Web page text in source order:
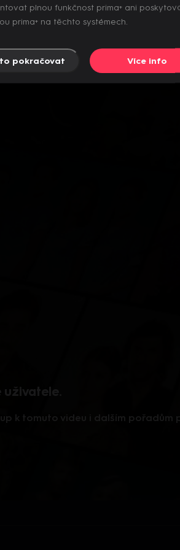
k tomuto videu i dalším pořadům
plnou funkčnost prima+ ani
prima+ na těchto systémech.
pokračovat Více info